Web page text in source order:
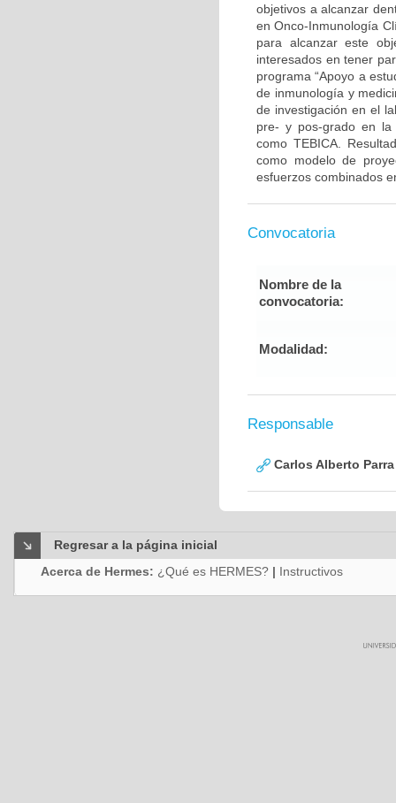
objetivos a alcanzar
en Onco-Inmunología
para alcanzar este
interesados en tener
programa “Apoyo a
de inmunología y
de investigación en el
pre- y pos-grado en la
como TEBICA.
como modelo de
esfuerzos combinados
Convocatoria
Nombre de la
convocatoria:
Modalidad:
Responsable
Carlos Alberto
Regresar a la página inicial
Acerca de Hermes: ¿Qué es HERMES? | Instructivos